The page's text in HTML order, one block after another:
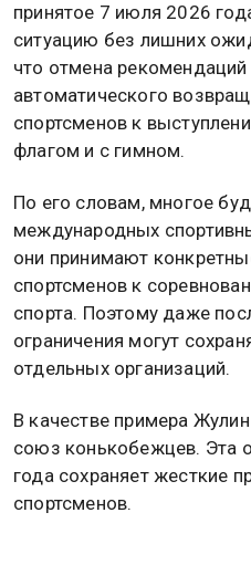
принятое 7 июля 2026
ситуацию без лишних
что отмена рекомендаций
автоматического
спортсменов к
флагом и с гимном.
По его словам, многое
международных
они принимают
спортсменов к
спорта. Поэтому даже
ограничения могут
отдельных организаций.
В качестве примера
союз конькобежцев. Эта
года сохраняет жесткие
спортсменов.